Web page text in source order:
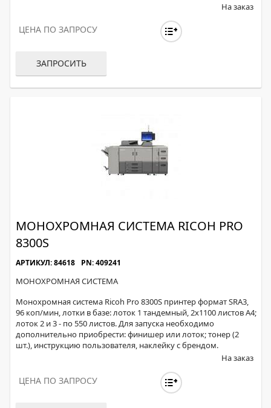
На заказ
ЦЕНА ПО ЗАПРОСУ
ЗАПРОСИТЬ
МОНОХРОМНАЯ СИСТЕМА RICOH PRO
8300S
АРТИКУЛ: 84618 PN: 409241
МОНОХРОМНАЯ СИСТЕМА
Монохромная система Ricoh Pro 8300S принтер формат SRA3,
96 коп/мин, лотки в базе: лоток 1 тандемный, 2x1100 листов А4;
лоток 2 и 3 - по 550 листов. Для запуска необходимо
дополнительно приобрести: финишер или лоток; тонер (2
шт.), инструкцию пользователя, наклейку с брендом.
На заказ
ЦЕНА ПО ЗАПРОСУ